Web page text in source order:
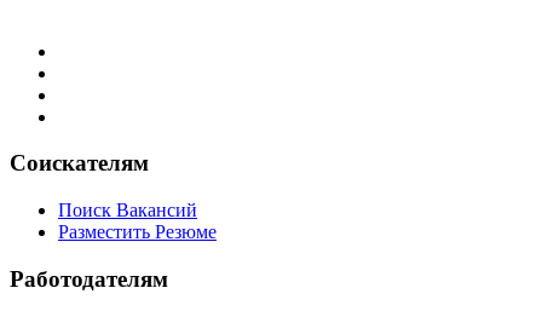
Соискателям
Поиск Вакансий
Разместить Резюме
Работодателям